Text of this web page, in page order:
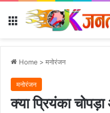
Menu
Home > मनोरंजन
मनोरंजन
क्या प्रियंका